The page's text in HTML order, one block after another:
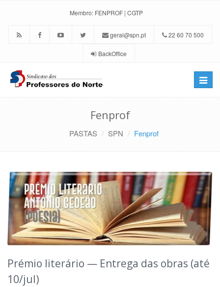
Membro: FENPROF | CGTP
geral@spn.pt 22 60 70 500
BackOffice
Toggle
Fenprof
PASTAS SPN Fenprof
Prémio literário — Entrega das obras (até
10/jul)